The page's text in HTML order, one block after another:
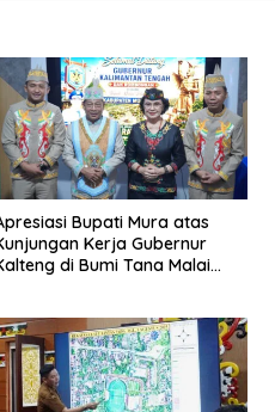
Bupati Mura atas
Kerja Gubernur
di Bumi Tana Malai